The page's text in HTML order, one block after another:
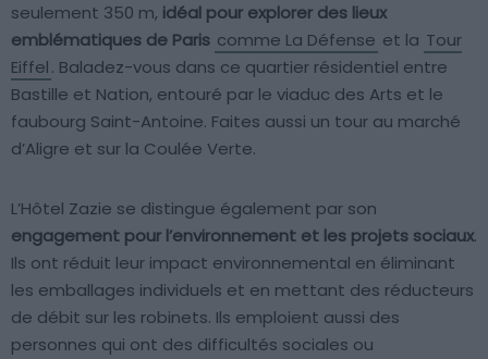
seulement 350 m, idéal pour explorer des lieux
emblématiques de Paris comme La Défense et la Tour
Eiffel. Baladez-vous dans ce quartier résidentiel entre
Bastille et Nation, entouré par le viaduc des Arts et le
faubourg Saint-Antoine. Faites aussi un tour au marché
d’Aligre et sur la Coulée Verte.
L’Hôtel Zazie se distingue également par son
engagement pour l’environnement et les projets sociaux.
Ils ont réduit leur impact environnemental en éliminant
les emballages individuels et en mettant des réducteurs
de débit sur les robinets. Ils emploient aussi des
personnes qui ont des difficultés sociales ou